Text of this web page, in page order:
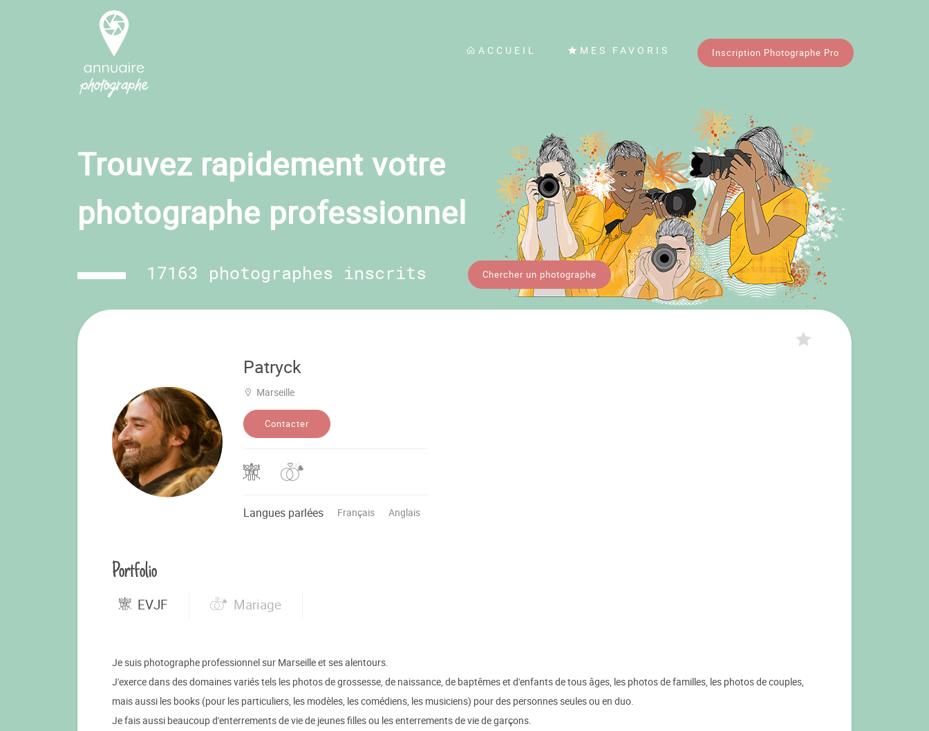
ACCUEIL MES FAVORIS Inscription Photographe Pro
Trouvez rapidement votre
photographe professionnel
17163 photographes inscrits Chercher un photographe
Patryck
Marseille
Contacter
Langues parlées Français Anglais
Portfolio
EVJF Mariage
Je suis photographe professionnel sur Marseille et ses alentours.
J'exerce dans des domaines variés tels les photos de grossesse, de naissance, de baptêmes et d'enfants de tous âges, les photos de familles, les photos de couples,
mais aussi les books (pour les particuliers, les modèles, les comédiens, les musiciens) pour des personnes seules ou en duo.
Je fais aussi beaucoup d'enterrements de vie de jeunes filles ou les enterrements de vie de garçons.